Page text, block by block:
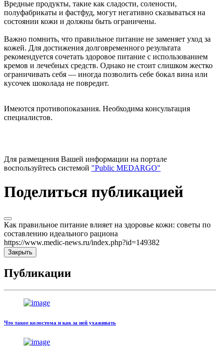
Вредные продукты, такие как сладости, солености,
полуфабрикаты и фастфуд, могут негативно сказываться на
состоянии кожи и должны быть ограничены.
Важно помнить, что правильное питание не заменяет уход за
кожей. Для достижения долговременного результата
рекомендуется сочетать здоровое питание с использованием
кремов и лечебных средств. Однако не стоит слишком жестко
ограничивать себя — иногда позволить себе бокал вина или
кусочек шоколада не повредит.
Имеются противопоказания. Необходима консультация
специалистов.
Для размещения Вашей информации на портале
воспользуйтесь системой "Public MEDARGO"
Поделиться публикацией
Как правильное питание влияет на здоровье кожи: советы по
составлению идеального рациона
https://www.medic-news.ru/index.php?id=149382
Закрыть
Публикации
Что такое колостома и как за ней ухаживать